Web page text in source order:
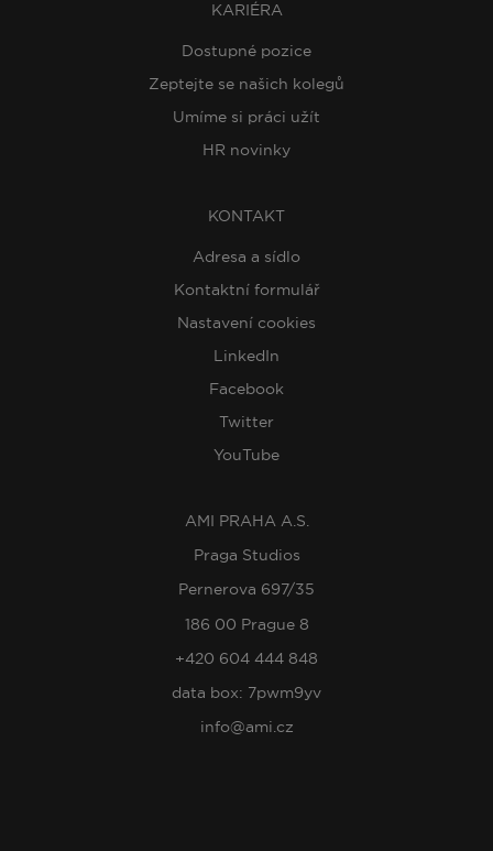
KARIÉRA
Dostupné pozice
Zeptejte se našich kolegů
Umíme si práci užít
HR novinky
KONTAKT
Adresa a sídlo
Kontaktní formulář
Nastavení cookies
LinkedIn
Facebook
Twitter
YouTube
AMI PRAHA A.S.
Praga Studios
Pernerova 697/35
186 00 Prague 8
+420 604 444 848
data box: 7pwm9yv
info@ami.cz